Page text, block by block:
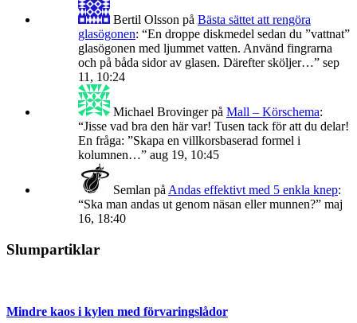
Bertil Olsson på Bästa sättet att rengöra
glasögonen: “En droppe diskmedel sedan du ”vattnat”
glasögonen med ljummet vatten. Använd fingrarna
och på båda sidor av glasen. Därefter sköljer…” sep
11, 10:24
Michael Brovingerpå Mall – Körschema:
“Jisse vad bra den här var! Tusen tack för att du delar!
En fråga: ”Skapa en villkorsbaserad formel i
kolumnen…” aug 19, 10:45
Semlan på Andas effektivt med 5 enkla knep:
“Ska man andas ut genom näsan eller munnen?” maj
16, 18:40
Slumpartiklar
Mindre kaos i kylen med förvaringslådor